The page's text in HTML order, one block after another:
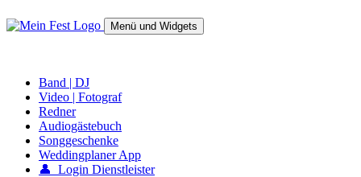
zum
Menü und Widgets
Band | DJ
Video | Fotograf
Redner
Audiogästebuch
Songgeschenke
Weddingplaner App
👤 Login Dienstleister